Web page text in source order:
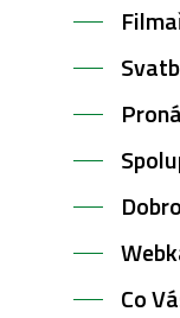
Co